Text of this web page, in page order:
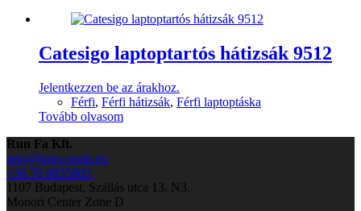
Catesigo laptoptartós hátizsák 9512
Jelentkezzen be az árakhoz.
Férfi, Férfi hátizsák, Férfi laptoptáska
Tovább olvasom
Run Fa Kft.
info@bags-runfa.eu
+36 70 8855905
1107 Budapest, Szállás utca 13. N3.
Monori Center Zone D